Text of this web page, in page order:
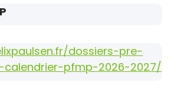
dossiers-pre-
calendrier-pfmp-2026-2027/